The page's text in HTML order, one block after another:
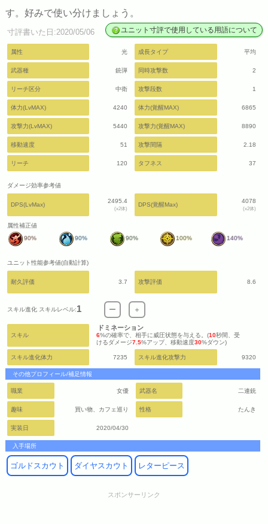
す。好みで使い分けましょう。
寸評書いた日:2020/05/06 ユニット寸評で使用している用語について
属性 光 成長タイプ 平均
武器種 銃弾 同時攻撃数 2
リーチ区分 中衛 攻撃段数 1
体力(LvMAX) 4240 体力(覚醒MAX) 6865
攻撃力(LvMAX) 5440 攻撃力(覚醒MAX) 8890
移動速度 51 攻撃間隔 2.18
リーチ 120 タフネス 37
ダメージ効率参考値
DPS(LvMax)
2495.4
(x2体)
DPS(覚醒Max)
4078
(x2体)
属性補正値
90%
90% 90% 100% 140%
ユニット性能参考値(自動計算)
耐久評価 3.7 攻撃評価 8.6
スキル進化 スキルレベル:1 ー ＋
スキル
ドミネーション
6%の確率で、相手に威圧状態を与える。(10秒間、受
けるダメージ7.5%アップ、移動速度30%ダウン)
スキル進化体力 7235 スキル進化攻撃力 9320
その他プロフィール/補足情報
職業 女優 武器名 二連銃
趣味 買い物、カフェ巡り 性格 たんき
実装日 2020/04/30
入手場所
ゴルドスカウト ダイヤスカウト レターピース
スポンサーリンク